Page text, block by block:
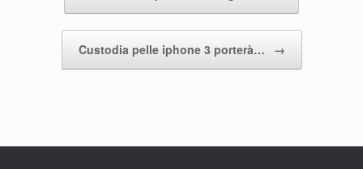
Custodia pelle iphone 3 porterà… →